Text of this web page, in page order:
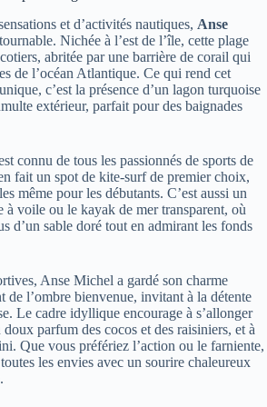
et d’activités nautiques, Anse
Nichée à l’est de l’île, cette plage
abritée par une barrière de corail qui
de l’océan Atlantique. Ce qui rend cet
c’est la présence d’un lagon turquoise
extérieur, parfait pour des baignades
connu de tous les passionnés de sports de
fait un spot de kite-surf de premier choix,
même pour les débutants. C’est aussi un
à voile ou le kayak de mer transparent, où
d’un sable doré tout en admirant les fonds
Anse Michel a gardé son charme
de l’ombre bienvenue, invitant à la détente
Le cadre idyllique encourage à s’allonger
parfum des cocos et des raisiniers, et à
Que vous préfériez l’action ou le farniente,
les envies avec un sourire chaleureux